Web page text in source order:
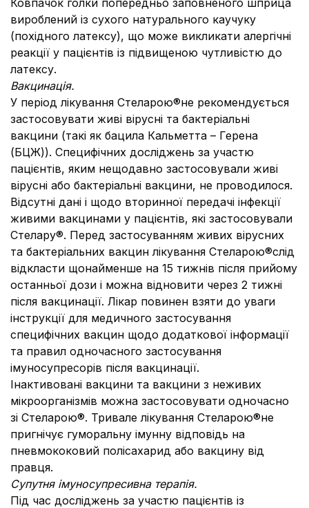
Ковпачок голки попередньо заповненого шприца
вироблений із сухого натурального каучуку
(похідного латексу), що може викликати алергічні
реакції у пацієнтів із підвищеною чутливістю до
латексу.
Вакцинація.
У період лікування Стеларою®не рекомендується
застосовувати живі вірусні та бактеріальні
вакцини (такі як бацила Кальметта – Герена
(БЦЖ)). Специфічних досліджень за участю
пацієнтів, яким нещодавно застосовували живі
вірусні або бактеріальні вакцини, не проводилося.
Відсутні дані і щодо вторинної передачі інфекції
живими вакцинами у пацієнтів, які застосовували
Стелару®. Перед застосуванням живих вірусних
та бактеріальних вакцин лікування Стеларою®слід
відкласти щонайменше на 15 тижнів після прийому
останньої дози і можна відновити через 2 тижні
після вакцинації. Лікар повинен взяти до уваги
інструкції для медичного застосування
специфічних вакцин щодо додаткової інформації
та правил одночасного застосування
імуносупресорів після вакцинації.
Інактивовані вакцини та вакцини з неживих
мікроорганізмів можна застосовувати одночасно
зі Стеларою®. Тривале лікування Стеларою®не
пригнічує гуморальну імунну відповідь на
пневмококовий полісахарид або вакцину від
правця.
Супутня імуносупресивна терапія.
Під час досліджень за участю пацієнтів із